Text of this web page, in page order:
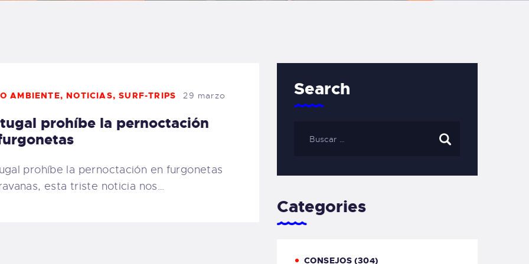
CARRITO
AMBIENTE, NOTICIAS,SURF-TRIPS
29 marzo
prohíbe la pernoctación
prohíbe la pernoctación en furgonetas
esta triste noticia nos…
Search
Categories
CONSEJOS (304)